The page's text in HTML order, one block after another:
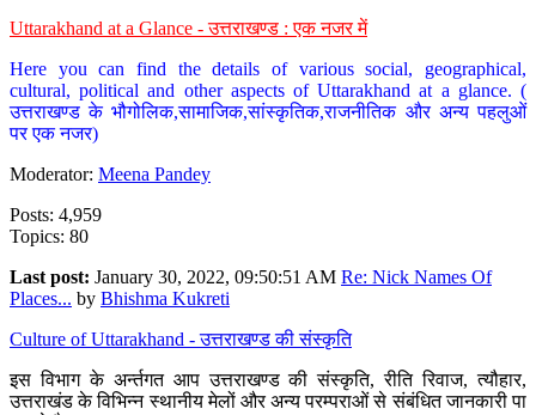
Uttarakhand at a Glance - उत्तराखण्ड : एक नजर में
Here you can find the details of various social, geographical,
cultural, political and other aspects of Uttarakhand at a glance. (
उत्तराखण्ड के भौगोलिक,सामाजिक,सांस्कृतिक,राजनीतिक और अन्य पहलुओं
पर एक नजर)
Moderator: Meena Pandey
Posts: 4,959
Topics: 80
Last post: January 30, 2022, 09:50:51 AM Re: Nick Names Of
Places... by Bhishma Kukreti
Culture of Uttarakhand - उत्तराखण्ड की संस्कृति
इस विभाग के अर्न्तगत आप उत्तराखण्ड की संस्कृति, रीति रिवाज, त्यौहार,
उत्तराखंड के विभिन्न स्थानीय मेलों और अन्य परम्पराओं से संबंधित जानकारी पा